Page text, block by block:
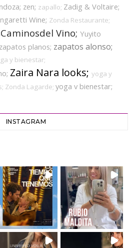
zen; zapallo; Zadig & Voltaire;
Wine; Zonda Restaurante;
Vino; Yuyito
zapatos planos; zapatos alonso;
y bienestar;
Zaira Nara looks; yoga y
Zonda Lagarde; yoga v bienestar;
INSTAGRAM